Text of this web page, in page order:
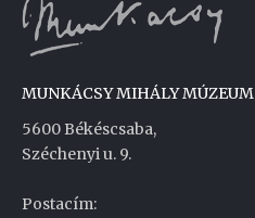
MUNKÁCSY MIHÁLY MÚZEUM
5600 Békéscsaba,
Széchenyi u. 9.
Postacím: